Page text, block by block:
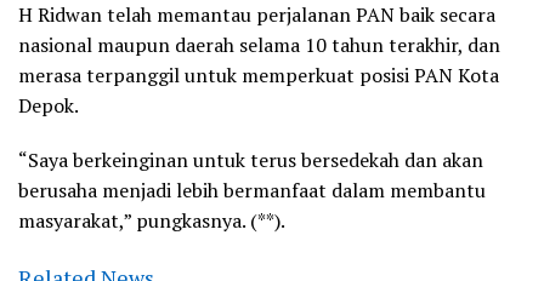
H Ridwan telah memantau perjalanan PAN baik secara
nasional maupun daerah selama 10 tahun terakhir, dan
merasa terpanggil untuk memperkuat posisi PAN Kota
Depok.
“Saya berkeinginan untuk terus bersedekah dan akan
berusaha menjadi lebih bermanfaat dalam membantu
masyarakat,” pungkasnya. (**).